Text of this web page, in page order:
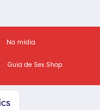
Na mídia
Guia de Sex Shop